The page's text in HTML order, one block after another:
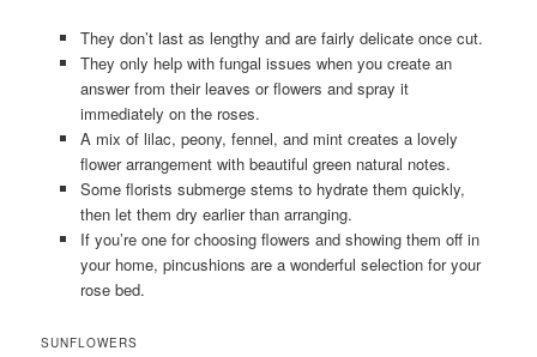
They don’t last as lengthy and are fairly delicate once cut.
They only help with fungal issues when you create an
answer from their leaves or flowers and spray it
immediately on the roses.
A mix of lilac, peony, fennel, and mint creates a lovely
flower arrangement with beautiful green natural notes.
Some florists submerge stems to hydrate them quickly,
then let them dry earlier than arranging.
If you’re one for choosing flowers and showing them off in
your home, pincushions are a wonderful selection for your
rose bed.
SUNFLOWERS